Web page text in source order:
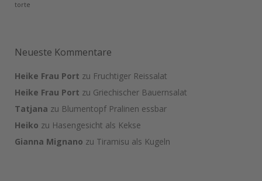
torte
Neueste Kommentare
Heike Frau Port zu Fruchtiger Reissalat
Heike Frau Port zu Griechischer Bauernsalat
Tatjana zu Blumentopf Pralinen essbar
Heiko zu Hasengesicht als Kekse
Gianna Mignano zu Tiramisu als Kugeln